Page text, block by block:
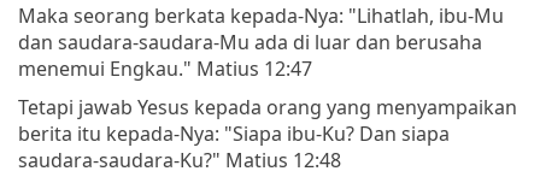
Maka seorang berkata kepada-Nya: "Lihatlah, ibu-Mu
dan saudara-saudara-Mu ada di luar dan berusaha
menemui Engkau." Matius 12:47
Tetapi jawab Yesus kepada orang yang menyampaikan
berita itu kepada-Nya: "Siapa ibu-Ku? Dan siapa
saudara-saudara-Ku?" Matius 12:48